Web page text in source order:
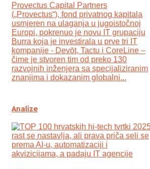
Provectus Capital Partners
(„Provectus“), fond privatnog kapitala
usmjeren na ulaganja u jugoistočnoj
Europi, pokrenuo je novu IT grupaciju
Burra koja je investirala u prve tri IT
kompanije - Devōt, Tactu i CoreLine –
čime je stvoren tim od preko 130
razvojnih inženjera sa specijaliziranim
znanjima i dokazanim globalni...
Analize